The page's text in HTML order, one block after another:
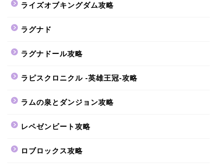
ライズオブキングダム攻略
ラグナド
ラグナドール攻略
ラピスクロニクル -英雄王冠-攻略
ラムの泉とダンジョン攻略
レペゼンビート攻略
ロブロックス攻略